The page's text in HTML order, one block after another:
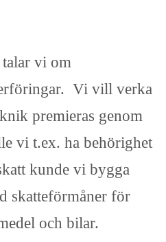
vi om
Vi vill verka
premieras genom
vi t.ex. ha behörighet
kunde vi bygga
skatteförmåner för
och bilar.